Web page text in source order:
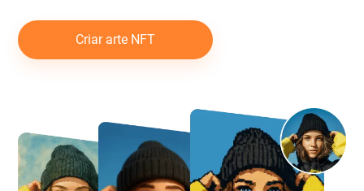
Criar arte NFT